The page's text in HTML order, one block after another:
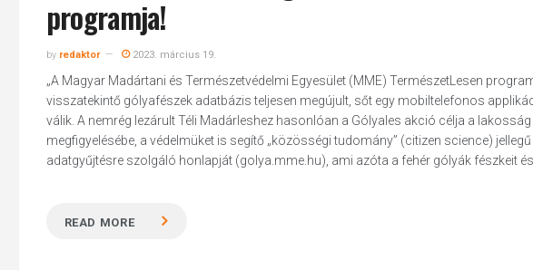
programja!
by redaktor 2023. március 19.
„A Magyar Madártani és Természetvédelmi Egyesület (MME) TermészetLesen
visszatekintő gólyafészek adatbázis teljesen megújult, sőt egy mobiltelefonos
válik. A nemrég lezárult Téli Madárleshez hasonlóan a Gólyales akció célja a
megfigyelésébe, a védelmüket is segítő „közösségi tudomány” (citizen science)
adatgyűjtésre szolgáló honlapját (golya.mme.hu), ami azóta a fehér gólyák fészkeit
READ MORE